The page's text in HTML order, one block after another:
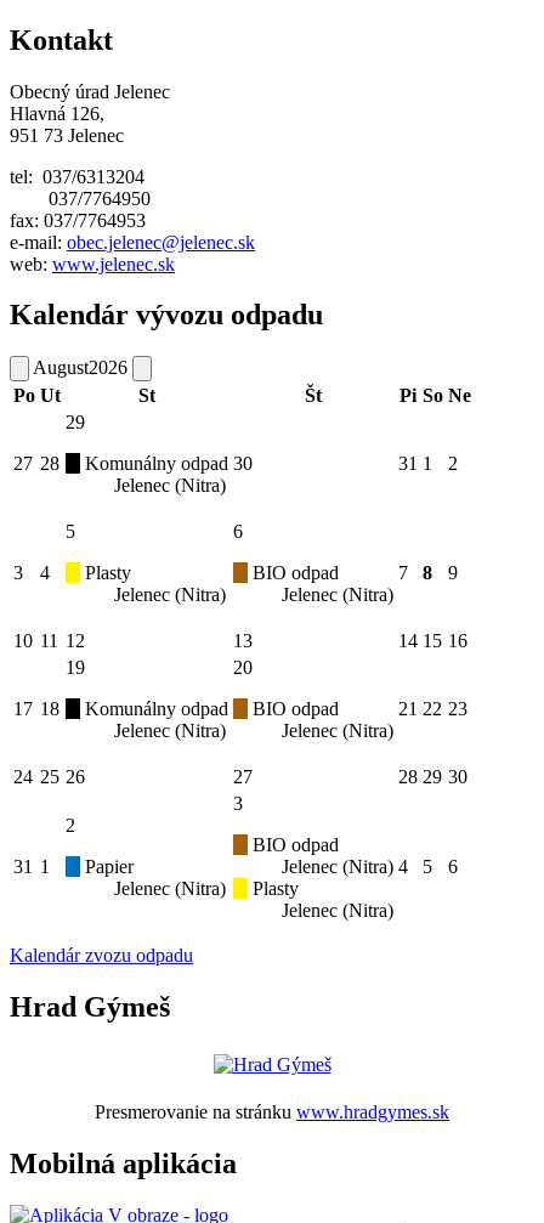
Kontakt
Obecný úrad Jelenec
Hlavná 126,
951 73 Jelenec
tel: 037/6313204
037/7764950
fax: 037/7764953
e-mail: obec.jelenec@jelenec.sk
web: www.jelenec.sk
Kalendár vývozu odpadu
August2026
Po Ut St Št Pi So Ne
27 28
29
Komunálny odpad
Jelenec (Nitra)
30 31 1 2
3 4
5
Plasty
Jelenec (Nitra)
6
BIO odpad
Jelenec (Nitra)
7 8 9
10 11 12 13 14 15 16
17 18
19
Komunálny odpad
Jelenec (Nitra)
20
BIO odpad
Jelenec (Nitra)
21 22 23
24 25 26 27 28 29 30
31 1
2
Papier
Jelenec (Nitra)
3
BIO odpad
Jelenec (Nitra)
Plasty
Jelenec (Nitra)
4 5 6
Kalendár zvozu odpadu
Hrad Gýmeš
Presmerovanie na stránku www.hradgymes.sk
Mobilná aplikácia